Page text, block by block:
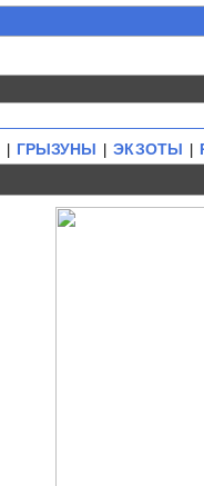
ГРЫЗУНЫ ЭКЗОТЫ